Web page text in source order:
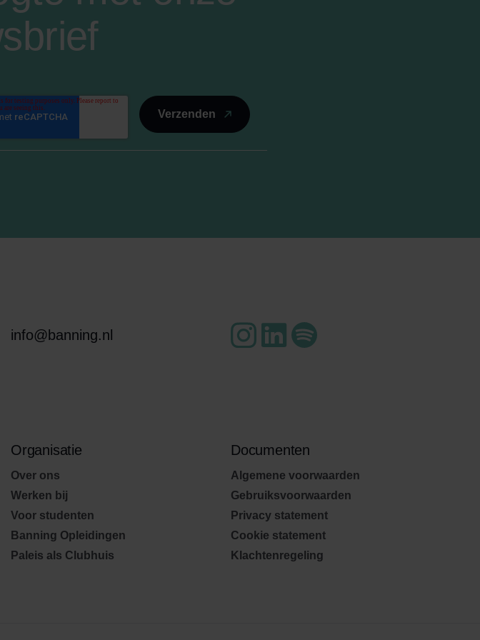
info@banning.nl
Organisatie
Over ons
Werken bij
Voor studenten
Banning Opleidingen
Paleis als Clubhuis
Documenten
Algemene voorwaarden
Gebruiksvoorwaarden
Privacy statement
Cookie statement
Klachtenregeling